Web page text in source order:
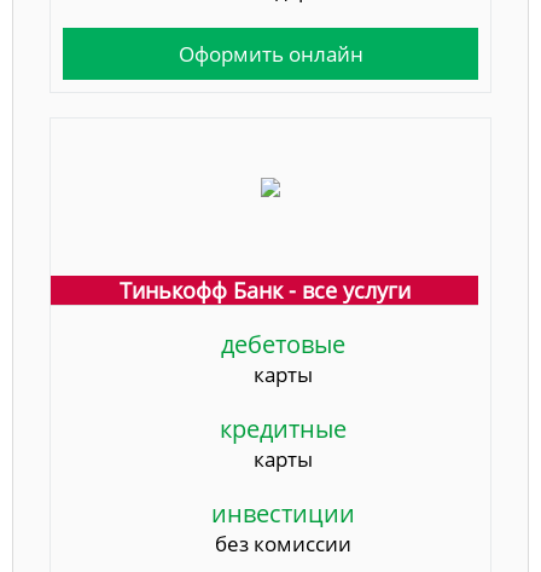
Оформить онлайн
Тинькофф Банк - все услуги
дебетовые
карты
кредитные
карты
инвестиции
без комиссии